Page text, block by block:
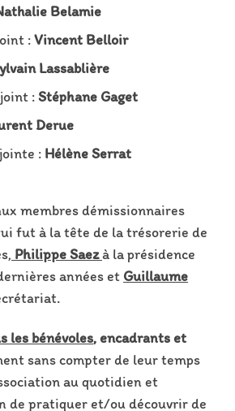
Belamie
:Vincent Belloir
Lassablière
:Stéphane Gaget
Derue
: Hélène Serrat
membres démissionnaires
fut à la tête de la trésorerie de
Philippe Saezà la présidence
années et Guillaume
les bénévoles, encadrants et
sans compter de leur temps
au quotidien et
de pratiquer et/ou découvrir de